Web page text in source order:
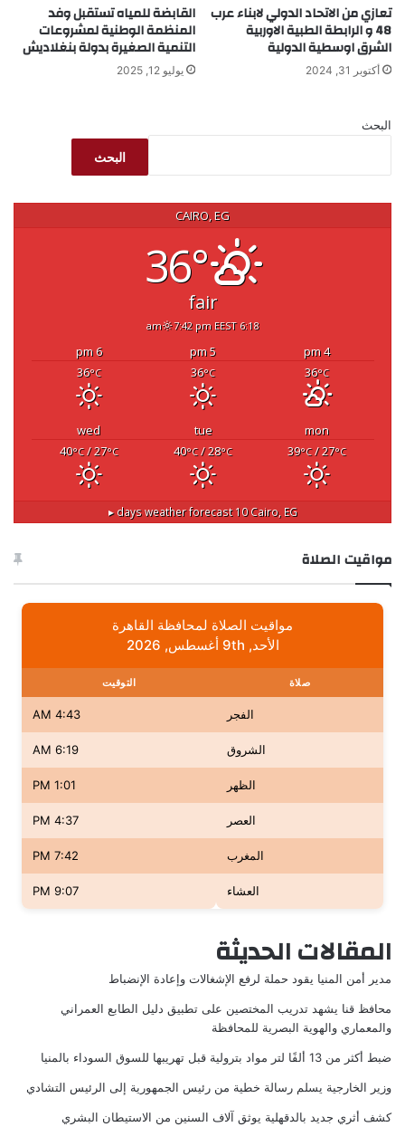
تعازي من الاتحاد الدولي لابناء عرب
48 و الرابطة الطبية الاوربية
الشرق اوسطية الدولية
أكتوبر 31, 2024
القابضة للمياه تستقبل وفد
المنظمة الوطنية لمشروعات
التنمية الصغيرة بدولة بنغلاديش
يوليو 12, 2025
البحث
البحث
CAIRO, EG
36°
fair
6:18 am
7:42 pm EEST
4 pm
5 pm
6 pm
36°C
36°C
36°C
mon
tue
wed
39°C/ 27°C
40°C/ 28°C
40°C/ 27°C
Cairo, EG
10 days weather forecast ▸
مواقيت الصلاة
مواقيت الصلاة لمحافظة القاهرة
الأحد, 9th أغسطس, 2026
صلاة التوقيت
الفجر 4:43 AM
الشروق 6:19 AM
الظهر 1:01 PM
العصر 4:37 PM
المغرب 7:42 PM
العشاء 9:07 PM
المقالات الحديثة
مدير أمن المنيا يقود حملة لرفع الإشغالات وإعادة الإنضباط
محافظ قنا يشهد تدريب المختصين على تطبيق دليل الطابع العمراني
والمعماري والهوية البصرية للمحافظة
ضبط أكثر من 13 ألفًا لتر مواد بترولية قبل تهريبها للسوق السوداء بالمنيا
وزير الخارجية يسلم رسالة خطية من رئيس الجمهورية إلى الرئيس التشادي
كشف أثري جديد بالدقهلية يوثق آلاف السنين من الاستيطان البشري